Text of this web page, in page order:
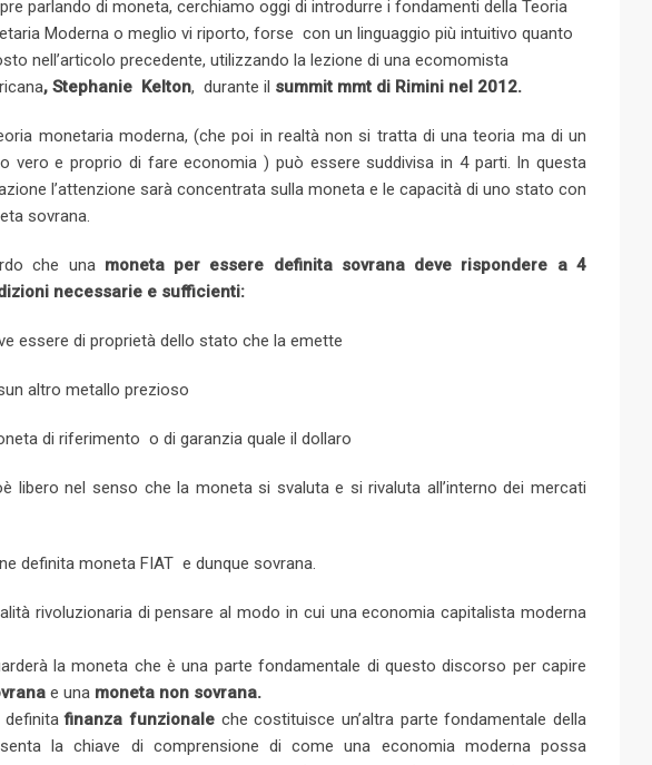
d
I
n
l
e
U
p
n
r
r
e
s
t
v
i
a
E
a
l
parlando di moneta, cerchiamo oggi di introdurre i fondamenti della Teoria
Moderna o meglio vi riporto, forse con un linguaggio più intuitivo quanto
nell’articolo precedente, utilizzando la lezione di una ecomomista
, Stephanie Kelton, durante il summit mmt di Rimini nel 2012.
monetaria moderna, (che poi in realtà non si tratta di una teoria ma di un
vero e proprio di fare economia ) può essere suddivisa in 4 parti. In questa
l’attenzione sarà concentrata sulla moneta e le capacità di uno stato con
sovrana.
che una moneta per essere definita sovrana deve rispondere a 4
necessarie e sufficienti:
essere di proprietà dello stato che la emette
altro metallo prezioso
di riferimento o di garanzia quale il dollaro
libero nel senso che la moneta si svaluta e si rivaluta all’interno dei mercati
definita moneta FIAT e dunque sovrana.
rivoluzionaria di pensare al modo in cui una economia capitalista moderna
la moneta che è una parte fondamentale di questo discorso per capire
e una moneta non sovrana.
definitafinanza funzionale che costituisce un’altra parte fondamentale della
la chiave di comprensione di come una economia moderna possa